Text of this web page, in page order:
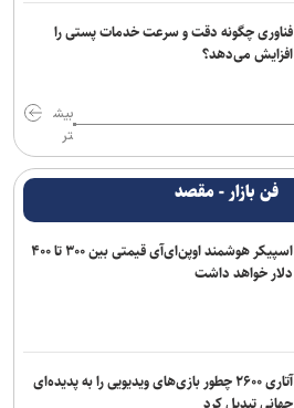
فناوری چگونه دقت و سرعت خدمات پستی را
افزایش می‌دهد؟
بیش
تر
فن بازار - مقصد
اسپیکر هوشمند اوپن‌ای‌آی قیمتی بین ۳۰۰ تا ۴۰۰
دلار خواهد داشت
آتاری ۲۶۰۰ چطور بازی‌های ویدیویی را به پدیده‌ای
جهانی تبدیل کرد